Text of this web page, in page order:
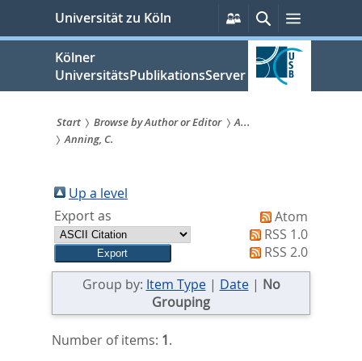
springen
Universität zu Köln
Persönliche
Services
SucheMenü
Kölner
UniversitätsPublikationsServer
Sie
sind
hier:
Start Browse by Author or Editor
A...
Anning, C.
Up a level
Export as
Atom
RSS 1.0
RSS 2.0
Group by: Item Type| Date| No
Grouping
Number of items: 1.